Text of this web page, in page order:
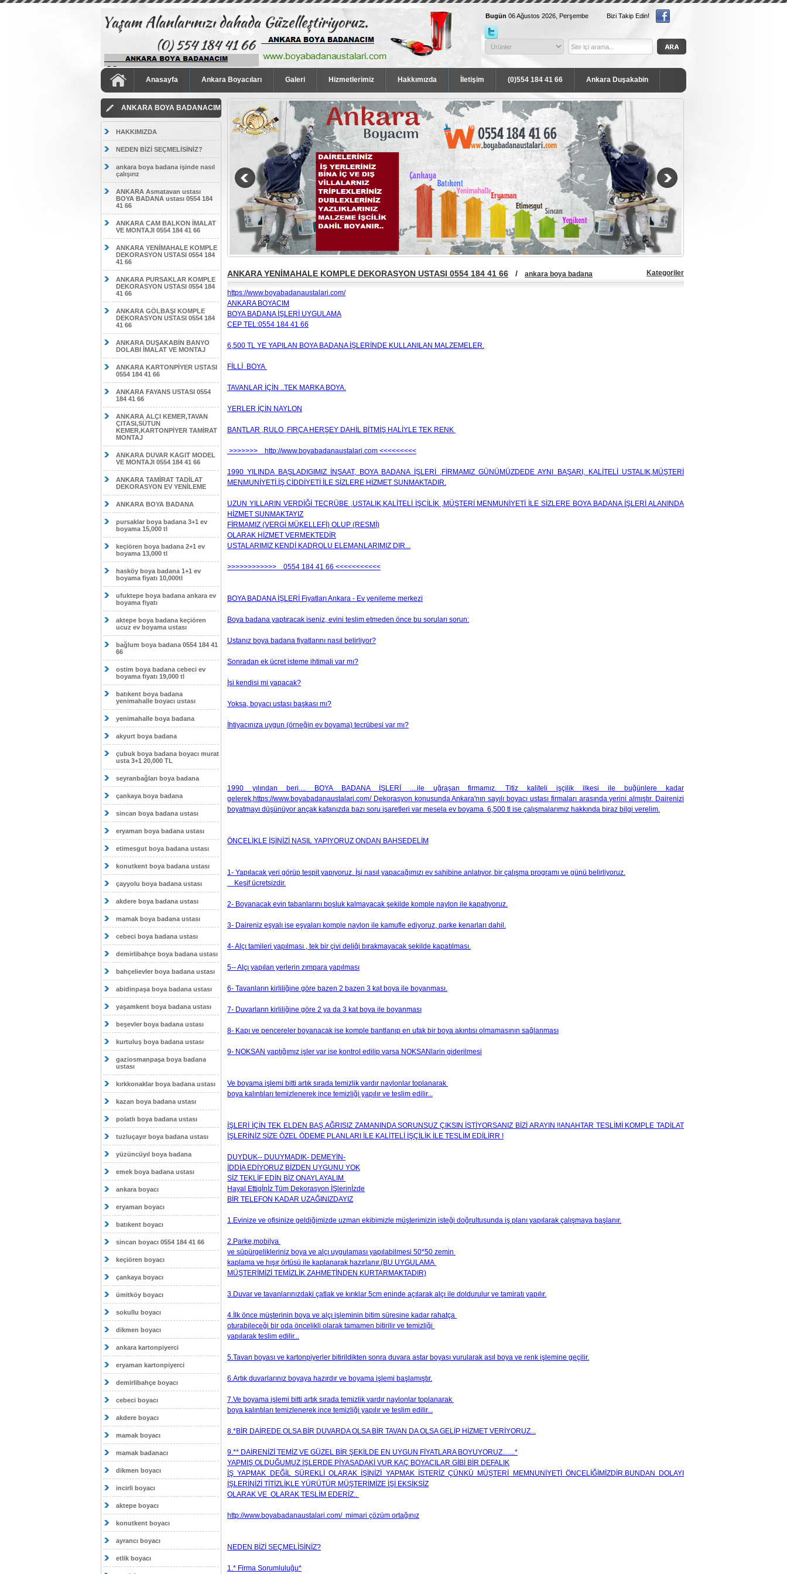
Bugün 06 Ağustos 2026, Perşembe Bizi Takip Edin!
Anasayfa Ankara Boyacıları Galeri Hizmetlerimiz Hakkımızda İletişim (0)554 184 41 66 Ankara Duşakabin
ANKARA BOYA BADANACIM
HAKKIMIZDA
NEDEN BİZİ SEÇMELİSİNİZ?
ankara boya badana işinde nasıl
çalışırız
ANKARA Asmatavan ustası
BOYA BADANA ustası 0554 184
41 66
ANKARA CAM BALKON İMALAT
VE MONTAJI 0554 184 41 66
ANKARA YENİMAHALE KOMPLE
DEKORASYON USTASI 0554 184
41 66
ANKARA PURSAKLAR KOMPLE
DEKORASYON USTASI 0554 184
41 66
ANKARA GÖLBAŞI KOMPLE
DEKORASYON USTASI 0554 184
41 66
ANKARA DUŞAKABİN BANYO
DOLABI İMALAT VE MONTAJ
ANKARA KARTONPİYER USTASI
0554 184 41 66
ANKARA FAYANS USTASI 0554
184 41 66
ANKARA ALÇI KEMER,TAVAN
ÇITASI,SÜTUN
KEMER,KARTONPİYER TAMİRAT
MONTAJ
ANKARA DUVAR KAGIT MODEL
VE MONTAJI 0554 184 41 66
ANKARA TAMİRAT TADİLAT
DEKORASYON EV YENİLEME
ANKARA BOYA BADANA
pursaklar boya badana 3+1 ev
boyama 15,000 tl
keçiören boya badana 2+1 ev
boyama 13,000 tl
hasköy boya badana 1+1 ev
boyama fiyatı 10,000tl
ufuktepe boya badana ankara ev
boyama fiyatı
aktepe boya badana keçiören
ucuz ev boyama ustası
bağlum boya badana 0554 184 41
66
ostim boya badana cebeci ev
boyama fiyatı 19,000 tl
batıkent boya badana
yenimahalle boyacı ustası
yenimahalle boya badana
akyurt boya badana
çubuk boya badana boyacı murat
usta 3+1 20,000 TL
seyranbağları boya badana
çankaya boya badana
sincan boya badana ustası
eryaman boya badana ustası
etimesgut boya badana ustası
konutkent boya badana ustası
çayyolu boya badana ustası
akdere boya badana ustası
mamak boya badana ustası
cebeci boya badana ustası
demirlibahçe boya badana ustası
bahçelievler boya badana ustası
abidinpaşa boya badana ustası
yaşamkent boya badana ustası
beşevler boya badana ustası
kurtuluş boya badana ustası
gaziosmanpaşa boya badana
ustası
kırkkonaklar boya badana ustası
kazan boya badana ustası
polatlı boya badana ustası
tuzluçayır boya badana ustası
yüzüncüyıl boya badana
emek boya badana ustası
ankara boyacı
eryaman boyacı
batıkent boyacı
sincan boyacı 0554 184 41 66
keçiören boyacı
çankaya boyacı
ümitköy boyacı
sokullu boyacı
dikmen boyacı
ankara kartonpiyerci
eryaman kartonpiyerci
demirlibahçe boyacı
cebeci boyacı
akdere boyacı
mamak boyacı
mamak badanacı
dikmen boyacı
incirli boyacı
aktepe boyacı
konutkent boyacı
ayrancı boyacı
etlik boyacı
ANKARA YENİMAHALE KOMPLE DEKORASYON USTASI 0554 184 41 66 / ankara boya badana Kategoriler
https://www.boyabadanaustalari.com/
ANKARA BOYACIM
BOYA BADANA İŞLERİ UYGULAMA
CEP TEL:0554 184 41 66
6,500 TL YE YAPILAN BOYA BADANA İŞLERİNDE KULLANILAN MALZEMELER.
FİLLİ BOYA
TAVANLAR İÇİN ..TEK MARKA BOYA.
YERLER İÇİN NAYLON
BANTLAR ,RULO ,FIRÇA HERŞEY DAHİL BİTMİŞ HALİYLE TEK RENK
>>>>>>> http://www.boyabadanaustalari.com <<<<<<<<<
1990 YILINDA BAŞLADIGIMIZ İNŞAAT, BOYA BADANA İŞLERİ ,FİRMAMIZ GÜNÜMÜZDEDE AYNI BAŞARI, KALİTELİ USTALIK,MÜŞTERİ
MENMUNİYETİ.İŞ CİDDİYETİ İLE SİZLERE HİZMET SUNMAKTADIR.
UZUN YILLARIN VERDİĞİ TECRÜBE ,USTALIK,KALİTELİ İŞCİLİK ,MÜŞTERİ MENMUNİYETİ İLE SİZLERE BOYA BADANA İŞLERİ ALANINDA
HİZMET SUNMAKTAYIZ
FİRMAMIZ (VERGİ MÜKELLEFİ) OLUP (RESMİ)
OLARAK HİZMET VERMEKTEDİR
USTALARIMIZ KENDİ KADROLU ELEMANLARIMIZ DIR...
>>>>>>>>>>>> 0554 184 41 66 <<<<<<<<<<<
BOYA BADANA İŞLERİ Fiyatları Ankara - Ev yenileme merkezi
Boya badana yaptıracak iseniz, evini teslim etmeden önce bu soruları sorun:
Ustanız boya badana fiyatlarını nasıl belirliyor?
Sonradan ek ücret isteme ihtimali var mı?
İşi kendisi mi yapacak?
Yoksa, boyacı ustası başkası mı?
İhtiyacınıza uygun (örneğin ev boyama) tecrübesi var mı?
1990 yılından beri.... BOYA BADANA İŞLERİ ....ile uğraşan firmamız. Titiz kaliteli işçilik ilkesi ile buğünlere kadar
gelerek,https://www.boyabadanaustalari.com/ Dekorasyon konusunda Ankara'nın sayılı boyacı ustası firmaları arasında yerini almıştır. Dairenizi
boyatmayı düşünüyor ançak kafanızda bazı soru işaretleri var mesela ev boyama 6,500 tl ise çalışmalarımız hakkında biraz bilgi verelim.
ÖNCELİKLE İŞİNİZİ NASIL YAPIYORUZ ONDAN BAHSEDELİM
1- Yapılacak yeri görüp tespit yapıyoruz. İşi nasıl yapacağımızı ev sahibine anlatıyor, bir çalışma programı ve günü belirliyoruz.
Keşif ücretsizdir.
2- Boyanacak evin tabanlarını boşluk kalmayacak şekilde komple naylon ile kapatıyoruz.
3- Daireniz eşyalı ise eşyaları komple naylon ile kamufle ediyoruz, parke kenarları dahil.
4- Alçı tamileri yapılması , tek bir çivi deliği bırakmayacak şekilde kapatılması.
5-- Alçı yapılan yerlerin zımpara yapılması
6- Tavanların kirliliğine göre bazen 2 bazen 3 kat boya ile boyanması.
7- Duvarların kirliliğine göre 2 ya da 3 kat boya ile boyanması
8- Kapı ve pencereler boyanacak ise komple bantlanıp en ufak bir boya akıntısı olmamasının sağlanması
9- NOKSAN yaptığımız işler var ise kontrol edilip varsa NOKSANlarin giderilmesi
Ve boyama işlemi bitti artık sırada temizlik vardır naylonlar toplanarak
boya kalıntıları temizlenerek ince temizliği yapılır ve teslim edilir...
İŞLERİ İÇİN TEK ELDEN BAŞ AĞRISIZ ZAMANINDA SORUNSUZ ÇIKSIN İSTİYORSANIZ BİZİ ARAYIN !!ANAHTAR TESLİMİ KOMPLE TADİLAT
İŞLERİNİZ SİZE ÖZEL ÖDEME PLANLARI İLE KALİTELİ İŞÇİLİK İLE TESLİM EDİLİRR !
DUYDUK-- DUUYMADIK- DEMEYİN-
İDDİA EDİYORUZ BİZDEN UYGUNU YOK
SİZ TEKLİF EDİN BİZ ONAYLAYALIM
Hayal Ettigİnİz Tüm Dekorasyon İŞlerinİzde
BİR TELEFON KADAR UZAĞINIZDAYIZ
1.Evinize ve ofisinize geldiğimizde uzman ekibimizle müşterimizin isteği doğrultusunda iş planı yapılarak çalışmaya başlanır.
2.Parke,mobilya
ve süpürgelikleriniz boya ve alçı uygulaması yapılabilmesi 50*50 zemin
kaplama ve hışır örtüsü ile kaplanarak hazırlanır.(BU UYGULAMA
MÜŞTERİMİZİ TEMİZLİK ZAHMETİNDEN KURTARMAKTADIR)
3.Duvar ve tavanlarınızdaki çatlak ve kırıklar 5cm eninde açılarak alçı ile doldurulur ve tamiratı yapılır.
4.İlk önce müşterinin boya ve alçı işleminin bitim süresine kadar rahatça
oturabileceği bir oda öncelikli olarak tamamen bitirilir ve temizliği
yapılarak teslim edilir...
5.Tavan boyası ve kartonpiyerler bitirildikten sonra duvara astar boyası vurularak asıl boya ve renk işlemine geçilir.
6.Artık duvarlarınız boyaya hazırdır ve boyama işlemi başlamıştır.
7.Ve boyama işlemi bitti artık sırada temizlik vardır naylonlar toplanarak
boya kalıntıları temizlenerek ince temizliği yapılır ve teslim edilir...
8.*BİR DAİREDE OLSA BİR DUVARDA OLSA BİR TAVAN DA OLSA GELİP HİZMET VERİYORUZ...
9.** DAİRENİZİ TEMİZ VE GÜZEL BİR ŞEKİLDE EN UYGUN FİYATLARA BOYUYORUZ.......*
YAPMIŞ OLDUĞUMUZ İŞLERDE PİYASADAKİ VUR KAÇ BOYACILAR GİBİ BİR DEFALIK
İŞ YAPMAK DEĞİL SÜREKLİ OLARAK İŞİNİZİ YAPMAK İSTERİZ ÇÜNKÜ MÜŞTERİ MEMNUNİYETİ ÖNCELİĞİMİZDİR.BUNDAN DOLAYI
İŞLERİNİZİ TİTİZLİKLE YÜRÜTÜR MÜŞTERİMİZE İŞİ EKSİKSİZ
OLARAK VE OLARAK TESLİM EDERİZ..
http://www.boyabadanaustalari.com/ mimari çözüm ortağınız
NEDEN BİZİ SEÇMELİSİNİZ?
1.* Firma Sorumluluğu*